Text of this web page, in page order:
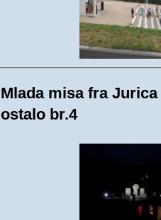
Mlada misa fra
ostalo br.4